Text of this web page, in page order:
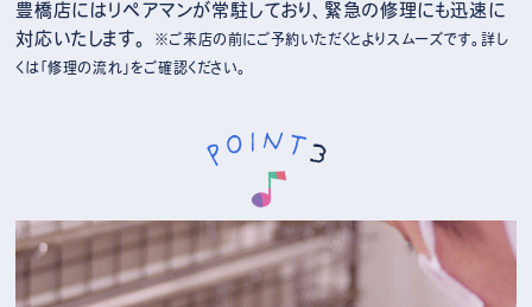
豊橋店にはリペアマンが常駐しており、緊急の修理にも迅速に
対応いたします。
※ご来店の前にご予約いただくとよりスムーズです。詳し
くは「修理の流れ」をご確認ください。